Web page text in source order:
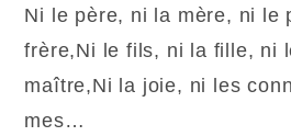
publication :
Ni le père, ni la mère, ni le
frère,Ni le fils, ni la fille, ni
maître,Ni la joie, ni les
mes…